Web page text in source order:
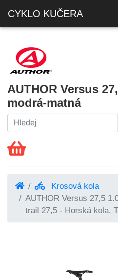
CYKLO KUČERA
AUTHOR Versus
modrá-matná
Krosová kola
AUTHOR Versus 27,5
trail 27,5 - Horská kola,